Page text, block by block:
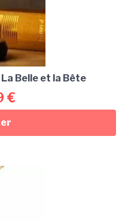
Belle et la Bête
€